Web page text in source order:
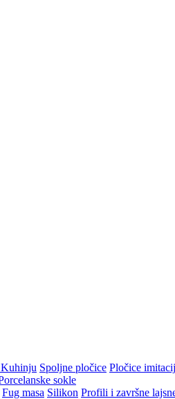
Spoljne pločice Pločice
sokle
Fug masa Silikon Profili i završne